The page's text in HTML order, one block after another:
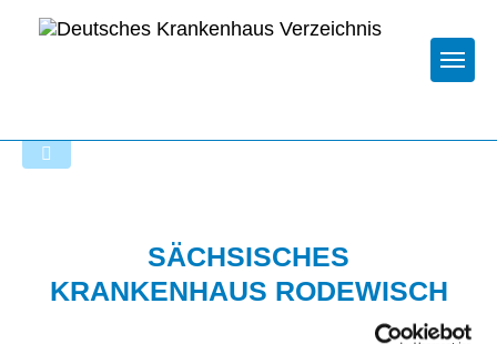
SÄCHSISCHES
KRANKENHAUS RODEWISCH